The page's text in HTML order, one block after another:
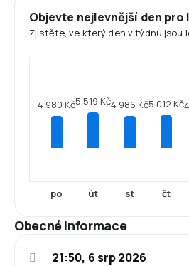
Objevte nejlevnější den pro
Zjistěte, ve který den v týdnu jsou
4 980 Kč
po
5 519 Kč
út
4 986 Kč
st
5 012 Kč
čt
Obecné informace
21:50, 6 srp 2026